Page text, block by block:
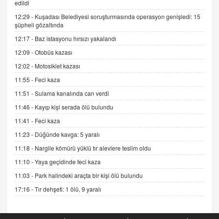
ADEM AKÖL
Esed Destekçilerinin Yüzüne Vurulan Şamar:
Sednaya
11.12.2024 12:30
DR. EKREM ASLAN
Gerçek Ne, Algı Ne? "Beraber Yürüyoruz"
Cümlesinin Peşinden
19.07.2025 12:45
GÖNÜL MENEKŞE
Şifacının Yolu
04.11.2025 12:56
AV. RÜMEYSA ÖZKALE
Kira Uyuşmazlıklarında Dava Açmadan Önce
Arabulucuya Başvuru Şartı
edildi
12:29 - Kuşadası Belediyesi soruşturmasında operasyon genişledi: 15
şüpheli gözaltında
12:17 - Baz istasyonu hırsızı yakalandı
12:09 -Otobüs kazası
12:02 - Motosiklet kazası
11:55 - Feci kaza
11:51 -Sulama kanalında can verdi
11:46 - Kayıp kişi serada ölü bulundu
11:41 - Feci kaza
11:23 - Düğünde kavga: 5 yaralı
11:18 - Nargile kömürü yüklü tır alevlere teslim oldu
11:10 -Yaya geçidinde feci kaza
11:03 - Park halindeki araçta bir kişi ölü bulundu
17:16 -Tır dehşeti: 1 ölü, 9 yaralı